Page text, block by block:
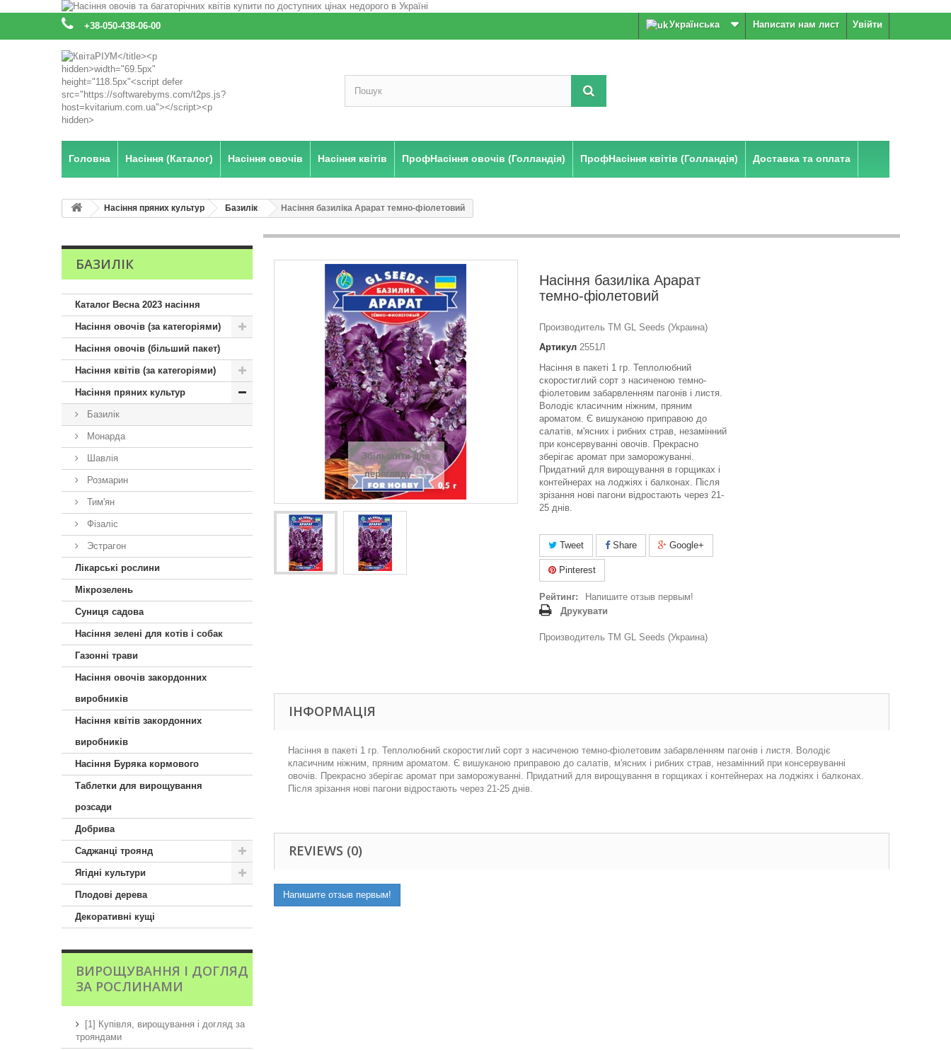
Увійти
Написати нам лист
: +38-050-438-06-00 Українська
Головна Насіння (Каталог) Насіння овочів Насіння квітів ПрофНасіння овочів (Голландія) ПрофНасіння квітів (Голландія) Доставка та оплата
Насіння пряних культур Базилік Насіння базиліка Арарат темно-фіолетовий
БАЗИЛІК
Каталог Весна 2023 насіння
Насіння овочів (за категоріями)
Насіння овочів (більший пакет)
Насіння квітів (за категоріями)
Насіння пряних культур
Базилік
Монарда
Шавлія
Розмарин
Тим'ян
Фізаліс
Эстрагон
Лікарські рослини
Мікрозелень
Суниця садова
Насіння зелені для котів і собак
Газонні трави
Насіння овочів закордонних
виробників
Насіння квітів закордонних
виробників
Насіння Буряка кормового
Таблетки для вирощування
розсади
Добрива
Саджанці троянд
Ягідні культури
Плодові дерева
Декоративні кущі
ВИРОЩУВАННЯ І ДОГЛЯД
ЗА РОСЛИНАМИ
[1] Купівля, вирощування і догляд за
трояндами
Збільшити для
перегляду
Насіння базиліка Арарат
темно-фіолетовий
Производитель ТМ GL Seeds (Украина)
Артикул 2551Л
Насіння в пакеті 1 гр. Теплолюбний
скоростиглий сорт з насиченою темно-
фіолетовим забарвленням пагонів і листя.
Володіє класичним ніжним, пряним
ароматом. Є вишуканою приправою до
салатів, м'ясних і рибних страв, незамінний
при консервуванні овочів. Прекрасно
зберігає аромат при заморожуванні.
Придатний для вирощування в горщиках і
контейнерах на лоджіях і балконах. Після
зрізання нові пагони відростають через 21-
25 днів.
Tweet Share Google+
Pinterest
Рейтинг:
Напишите отзыв первым!
Друкувати
Производитель ТМ GL Seeds (Украина)
ІНФОРМАЦІЯ
Насіння в пакеті 1 гр. Теплолюбний скоростиглий сорт з насиченою темно-фіолетовим забарвленням пагонів і листя. Володіє
класичним ніжним, пряним ароматом. Є вишуканою приправою до салатів, м'ясних і рибних страв, незамінний при консервуванні
овочів. Прекрасно зберігає аромат при заморожуванні. Придатний для вирощування в горщиках і контейнерах на лоджіях і балконах.
Після зрізання нові пагони відростають через 21-25 днів.
REVIEWS (0)
Напишите отзыв первым!